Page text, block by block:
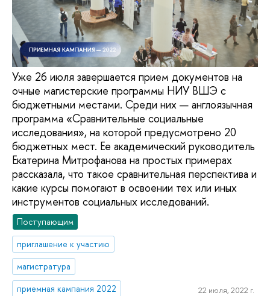
Уже 26 июля завершается прием документов на
очные магистерские программы НИУ ВШЭ с
бюджетными местами. Среди них — англоязычная
программа «Сравнительные социальные
исследования», на которой предусмотрено 20
бюджетных мест. Ее академический руководитель
Екатерина Митрофанова на простых примерах
рассказала, что такое сравнительная перспектива и
какие курсы помогают в освоении тех или иных
инструментов социальных исследований.
Поступающим
приглашение к участию
магистратура
приемная кампания 2022
22 июля, 2022 г.